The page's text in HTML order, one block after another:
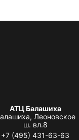
АТЦ Балашиха
Леоновское
ш. вл.8
+7 (495) 431-63-63